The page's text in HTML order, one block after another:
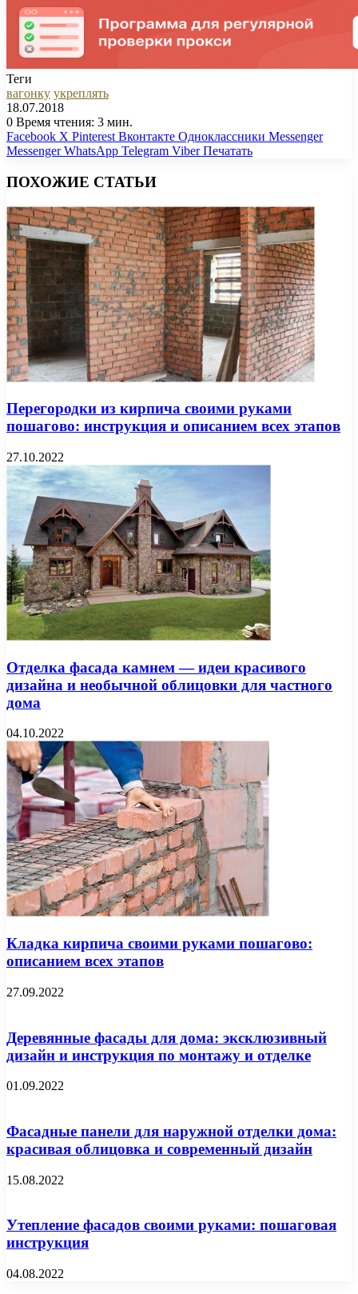
Теги
вагонку укреплять
18.07.2018
0 Время чтения: 3 мин.
Facebook X Pinterest Вконтакте Одноклассники Messenger
Messenger WhatsApp Telegram Viber Печатать
ПОХОЖИЕ СТАТЬИ
Перегородки из кирпича своими руками
пошагово: инструкция и описанием всех этапов
27.10.2022
Отделка фасада камнем — идеи красивого
дизайна и необычной облицовки для частного
дома
04.10.2022
Кладка кирпича своими руками пошагово:
описанием всех этапов
27.09.2022
Деревянные фасады для дома: эксклюзивный
дизайн и инструкция по монтажу и отделке
01.09.2022
Фасадные панели для наружной отделки дома:
красивая облицовка и современный дизайн
15.08.2022
Утепление фасадов своими руками: пошаговая
инструкция
04.08.2022